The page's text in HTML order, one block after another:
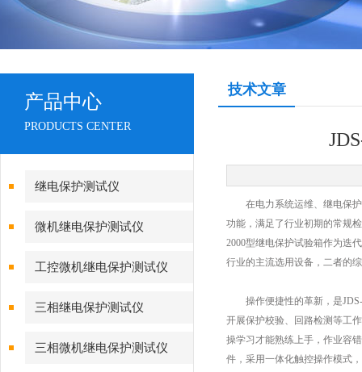
产品中心
PRODUCTS CENTER
继电保护测试仪
微机继电保护测试仪
工控微机继电保护测试仪
三相继电保护测试仪
三相微机继电保护测试仪
技术文章
在电力系统运维、继电保护
功能，满足了行业初期的常规
2000型继电保护试验箱作为迭
行业的主流选用设备，二者的
操作便捷性的革新，是JDS-
开展保护校验、回路检测等工
操学习才能熟练上手，作业容
件，采用一体化触控操作模式